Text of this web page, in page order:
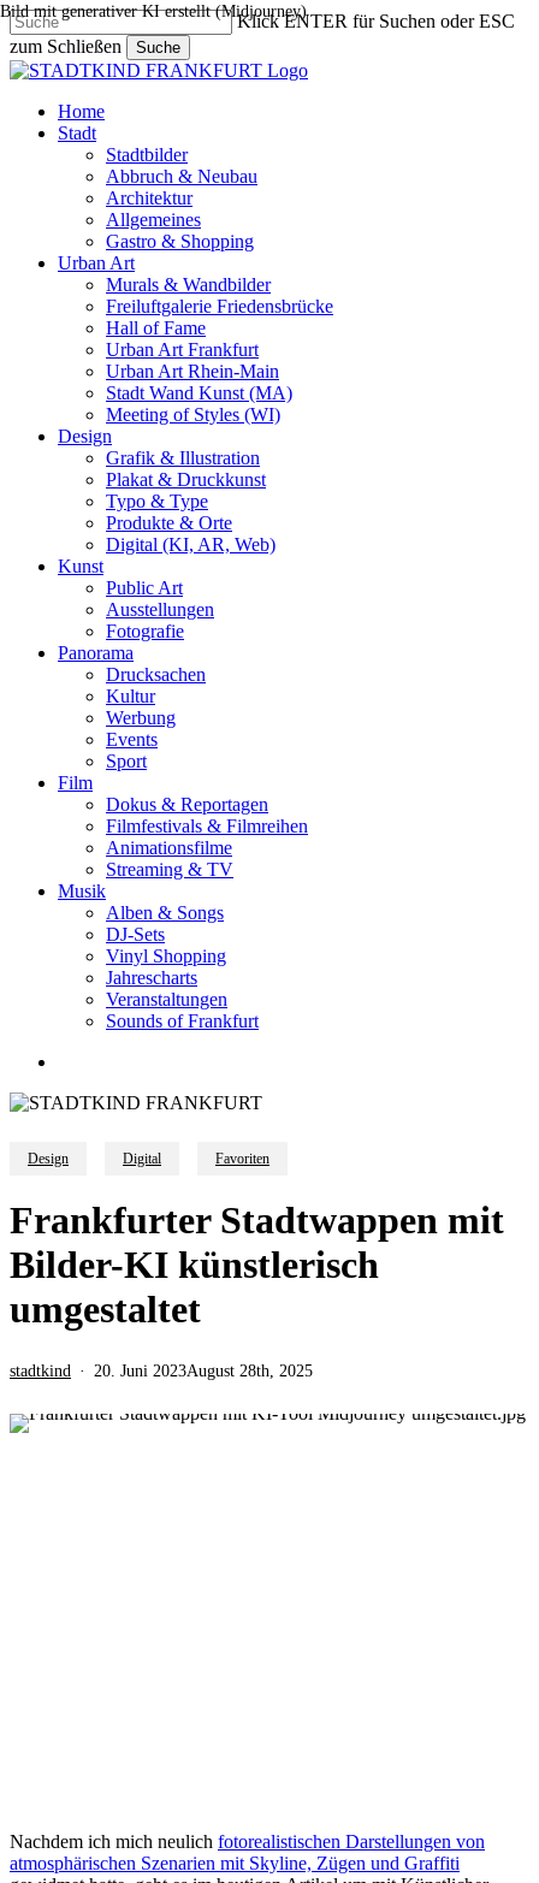
Skip
to
main
content
Klick ENTER für Suchen oder ESC
zum Schließen
Suche
Close
search
Menu
Home
Stadt
Stadtbilder
Abbruch & Neubau
Architektur
Allgemeines
Gastro & Shopping
Urban Art
Murals & Wandbilder
Freiluftgalerie Friedensbrücke
Hall of Fame
Urban Art Frankfurt
Urban Art Rhein-Main
Stadt Wand Kunst (MA)
Meeting of Styles (WI)
Design
Grafik & Illustration
Plakat & Druckkunst
Typo & Type
Produkte & Orte
Digital (KI, AR, Web)
Kunst
Public Art
Ausstellungen
Fotografie
Panorama
Drucksachen
Kultur
Werbung
Events
Sport
Film
Dokus & Reportagen
Filmfestivals & Filmreihen
Animationsfilme
Streaming & TV
Musik
Alben & Songs
DJ-Sets
Vinyl Shopping
Jahrescharts
Veranstaltungen
Sounds of Frankfurt
Design Digital Favoriten
Frankfurter Stadtwappen mit
Bilder-KI künstlerisch
umgestaltet
stadtkind 20. Juni 2023August 28th, 2025
Bild mit generativer KI erstellt (Midjourney)
Nachdem ich mich neulich fotorealistischen Darstellungen von
atmosphärischen Szenarien mit Skyline, Zügen und Graffiti